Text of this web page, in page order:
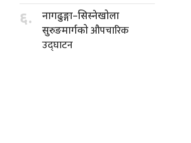
६.
नागढुङ्गा–सिस्नेखोला
सुरुङमार्गकोऔपचारिक
उद्घाटन